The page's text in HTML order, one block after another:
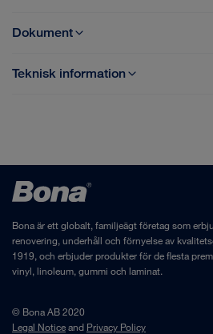
Dokument
TDB Bona Wax Oil SE
Teknisk information
stålspackel
Åtgång: 50-80 m²/lite
Bona är ett globalt, familjeägt företag som
renovering, underhåll och förnyelse av
1919, och erbjuder produkter för de flesta
vinyl, linoleum, gummi och laminat.
© Bona AB 2020
Legal Noticeand Privacy Policy